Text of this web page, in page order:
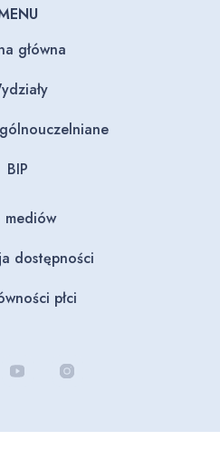
główna
BIP
mediów
dostępności
płci